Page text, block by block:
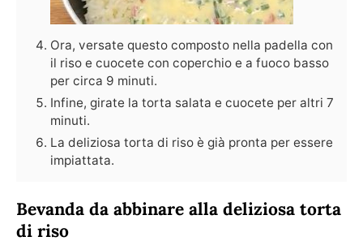
Ora, versate questo composto nella padella con
il riso e cuocete con coperchio e a fuoco basso
per circa 9 minuti.
Infine, girate la torta salata e cuocete per altri 7
minuti.
La deliziosa torta di riso è già pronta per essere
impiattata.
Bevanda da abbinare alla deliziosa torta
di riso